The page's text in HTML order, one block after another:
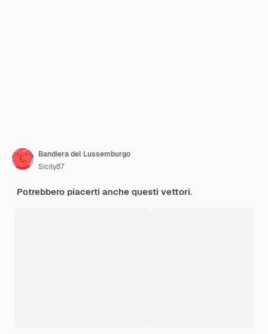
Bandiera del Lussemburgo
Sicily87
Potrebbero piacerti anche questi vettori.